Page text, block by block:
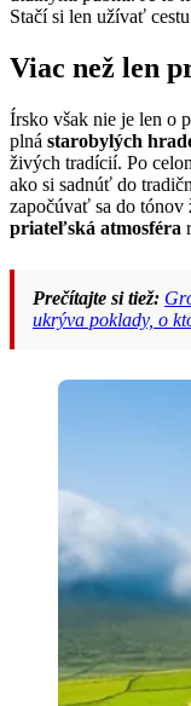
Stačí si len užívať
Viac než len
Írsko však nie je len o
plná starobylých
živých tradícií. Po
ako si sadnúť do
započúvať sa do tónov
priateľská atmosféra
Prečítajte si tiež:
ukrýva poklady, o